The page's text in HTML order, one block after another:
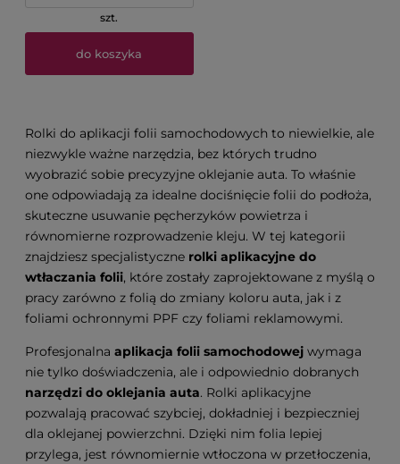
szt.
do koszyka
Rolki do aplikacji folii samochodowych to niewielkie, ale
niezwykle ważne narzędzia, bez których trudno
wyobrazić sobie precyzyjne oklejanie auta. To właśnie
one odpowiadają za idealne dociśnięcie folii do podłoża,
skuteczne usuwanie pęcherzyków powietrza i
równomierne rozprowadzenie kleju. W tej kategorii
znajdziesz specjalistyczne rolki aplikacyjne do
wtłaczania folii, które zostały zaprojektowane z myślą o
pracy zarówno z folią do zmiany koloru auta, jak i z
foliami ochronnymi PPF czy foliami reklamowymi.
Profesjonalna aplikacja folii samochodowej wymaga
nie tylko doświadczenia, ale i odpowiednio dobranych
narzędzi do oklejania auta. Rolki aplikacyjne
pozwalają pracować szybciej, dokładniej i bezpieczniej
dla oklejanej powierzchni. Dzięki nim folia lepiej
przylega, jest równomiernie wtłoczona w przetłoczenia,